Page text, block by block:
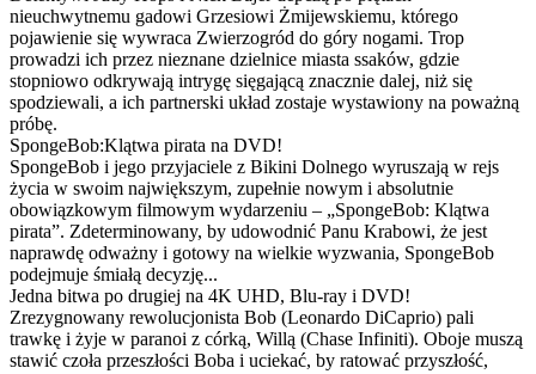
nieuchwytnemu gadowi Grzesiowi Żmijewskiemu, którego
pojawienie się wywraca Zwierzogród do góry nogami. Trop
prowadzi ich przez nieznane dzielnice miasta ssaków, gdzie
stopniowo odkrywają intrygę sięgającą znacznie dalej, niż się
spodziewali, a ich partnerski układ zostaje wystawiony na poważną
próbę.
SpongeBob:Klątwa pirata na DVD!
SpongeBob i jego przyjaciele z Bikini Dolnego wyruszają w rejs
życia w swoim największym, zupełnie nowym i absolutnie
obowiązkowym filmowym wydarzeniu – „SpongeBob: Klątwa
pirata”. Zdeterminowany, by udowodnić Panu Krabowi, że jest
naprawdę odważny i gotowy na wielkie wyzwania, SpongeBob
podejmuje śmiałą decyzję...
Jedna bitwa po drugiej na 4K UHD, Blu-ray i DVD!
Zrezygnowany rewolucjonista Bob (Leonardo DiCaprio) pali
trawkę i żyje w paranoi z córką, Willą (Chase Infiniti). Oboje muszą
stawić czoła przeszłości Boba i uciekać, by ratować przyszłość,